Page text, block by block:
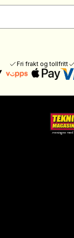
Fri frakt og tollfritt